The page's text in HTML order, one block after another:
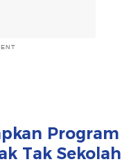
Program
Tak Sekolah